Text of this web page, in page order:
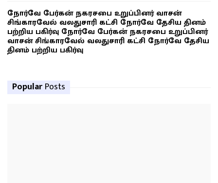
நோர்வே பேர்கன் நகரசபை உறுப்பினர் வாசன்
சிங்காரவேல் வலதுசாரி கட்சி நோர்வே தேசிய தினம்
பற்றிய பகிர்வு நோர்வே பேர்கன் நகரசபை உறுப்பினர்
வாசன் சிங்காரவேல் வலதுசாரி கட்சி நோர்வே தேசிய
தினம் பற்றிய பகிர்வு
Popular Posts